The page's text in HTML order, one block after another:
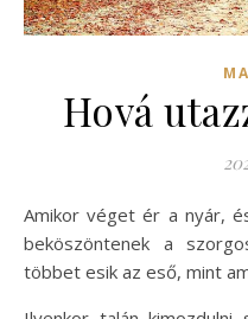
Hová
Amikor véget ér a nyár, és vele elmúlnak a meleg napok,
beköszöntenek a
többet esik az eső, mint